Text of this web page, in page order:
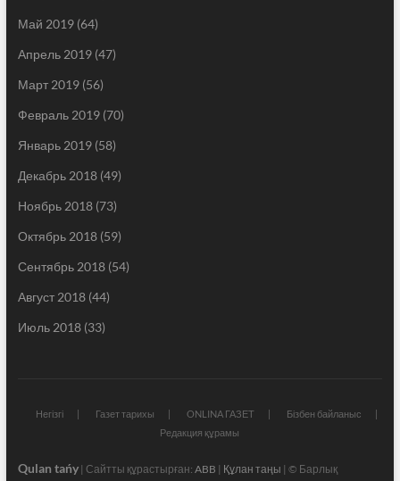
Май 2019(64)
Апрель 2019(47)
Март 2019(56)
Февраль 2019(70)
Январь 2019(58)
Декабрь 2018(49)
Ноябрь 2018(73)
Октябрь 2018(59)
Сентябрь 2018(54)
Август 2018(44)
Июль 2018(33)
Негізгі Газет тарихы ONLINA ГАЗЕТ
Бізбен байланыс
Редакция құрамы
Qulan tańy| Сайтты құрастырған: ABB | Құлан таңы | © Барлық